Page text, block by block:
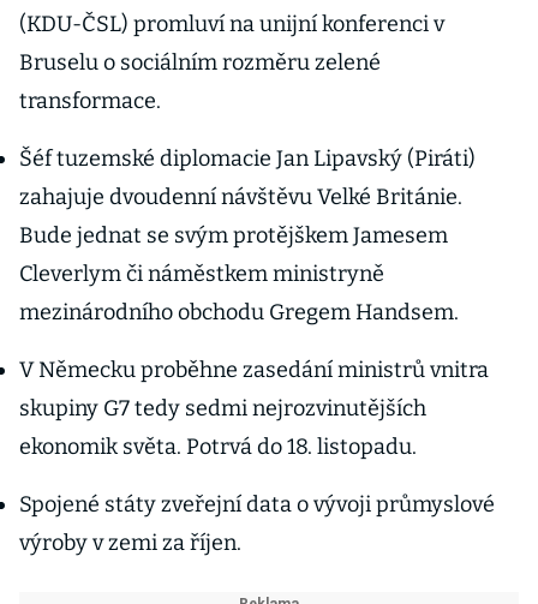
(KDU-ČSL) promluví na unijní konferenci v
Bruselu o sociálním rozměru zelené
transformace.
Šéf tuzemské diplomacie Jan Lipavský (Piráti)
zahajuje dvoudenní návštěvu Velké Británie.
Bude jednat se svým protějškem Jamesem
Cleverlym či náměstkem ministryně
mezinárodního obchodu Gregem Handsem.
V Německu proběhne zasedání ministrů vnitra
skupiny G7 tedy sedmi nejrozvinutějších
ekonomik světa. Potrvá do 18. listopadu.
Spojené státy zveřejní data o vývoji průmyslové
výroby v zemi za říjen.